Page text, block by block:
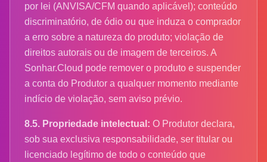
por lei (ANVISA/CFM quando aplicável); conteúdo
discriminatório, de ódio ou que induza o comprador
a erro sobre a natureza do produto; violação de
direitos autorais ou de imagem de terceiros. A
Sonhar.Cloud pode remover o produto e suspender
a conta do Produtor a qualquer momento mediante
indício de violação, sem aviso prévio.
8.5. Propriedade intelectual: O Produtor declara,
sob sua exclusiva responsabilidade, ser titular ou
licenciado legítimo de todo o conteúdo que